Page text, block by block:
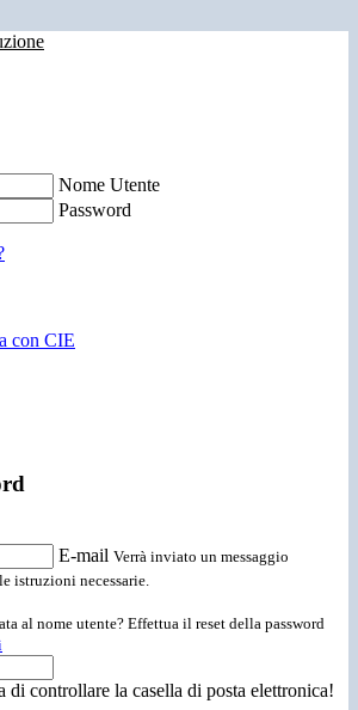
Nome Utente
Password
con CIE
E-mail Verrà inviato un messaggio
istruzioni necessarie.
al nome utente? Effettua il reset della password
di controllare la casella di posta elettronica!